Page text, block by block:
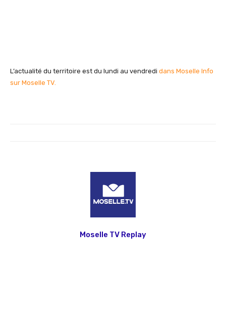
L’actualité du territoire est du lundi au vendredi dans Moselle Info
sur Moselle TV.
Moselle TV Replay